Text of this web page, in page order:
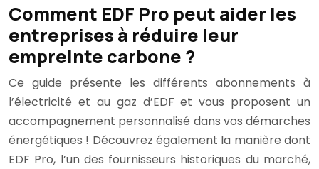
Comment EDF Pro peut aider les
entreprises à réduire leur
empreinte carbone ?
Ce guide présente les différents abonnements à
l’électricité et au gaz d’EDF et vous proposent un
accompagnement personnalisé dans vos démarches
énergétiques ! Découvrez également la manière dont
EDF Pro, l’un des fournisseurs historiques du marché,